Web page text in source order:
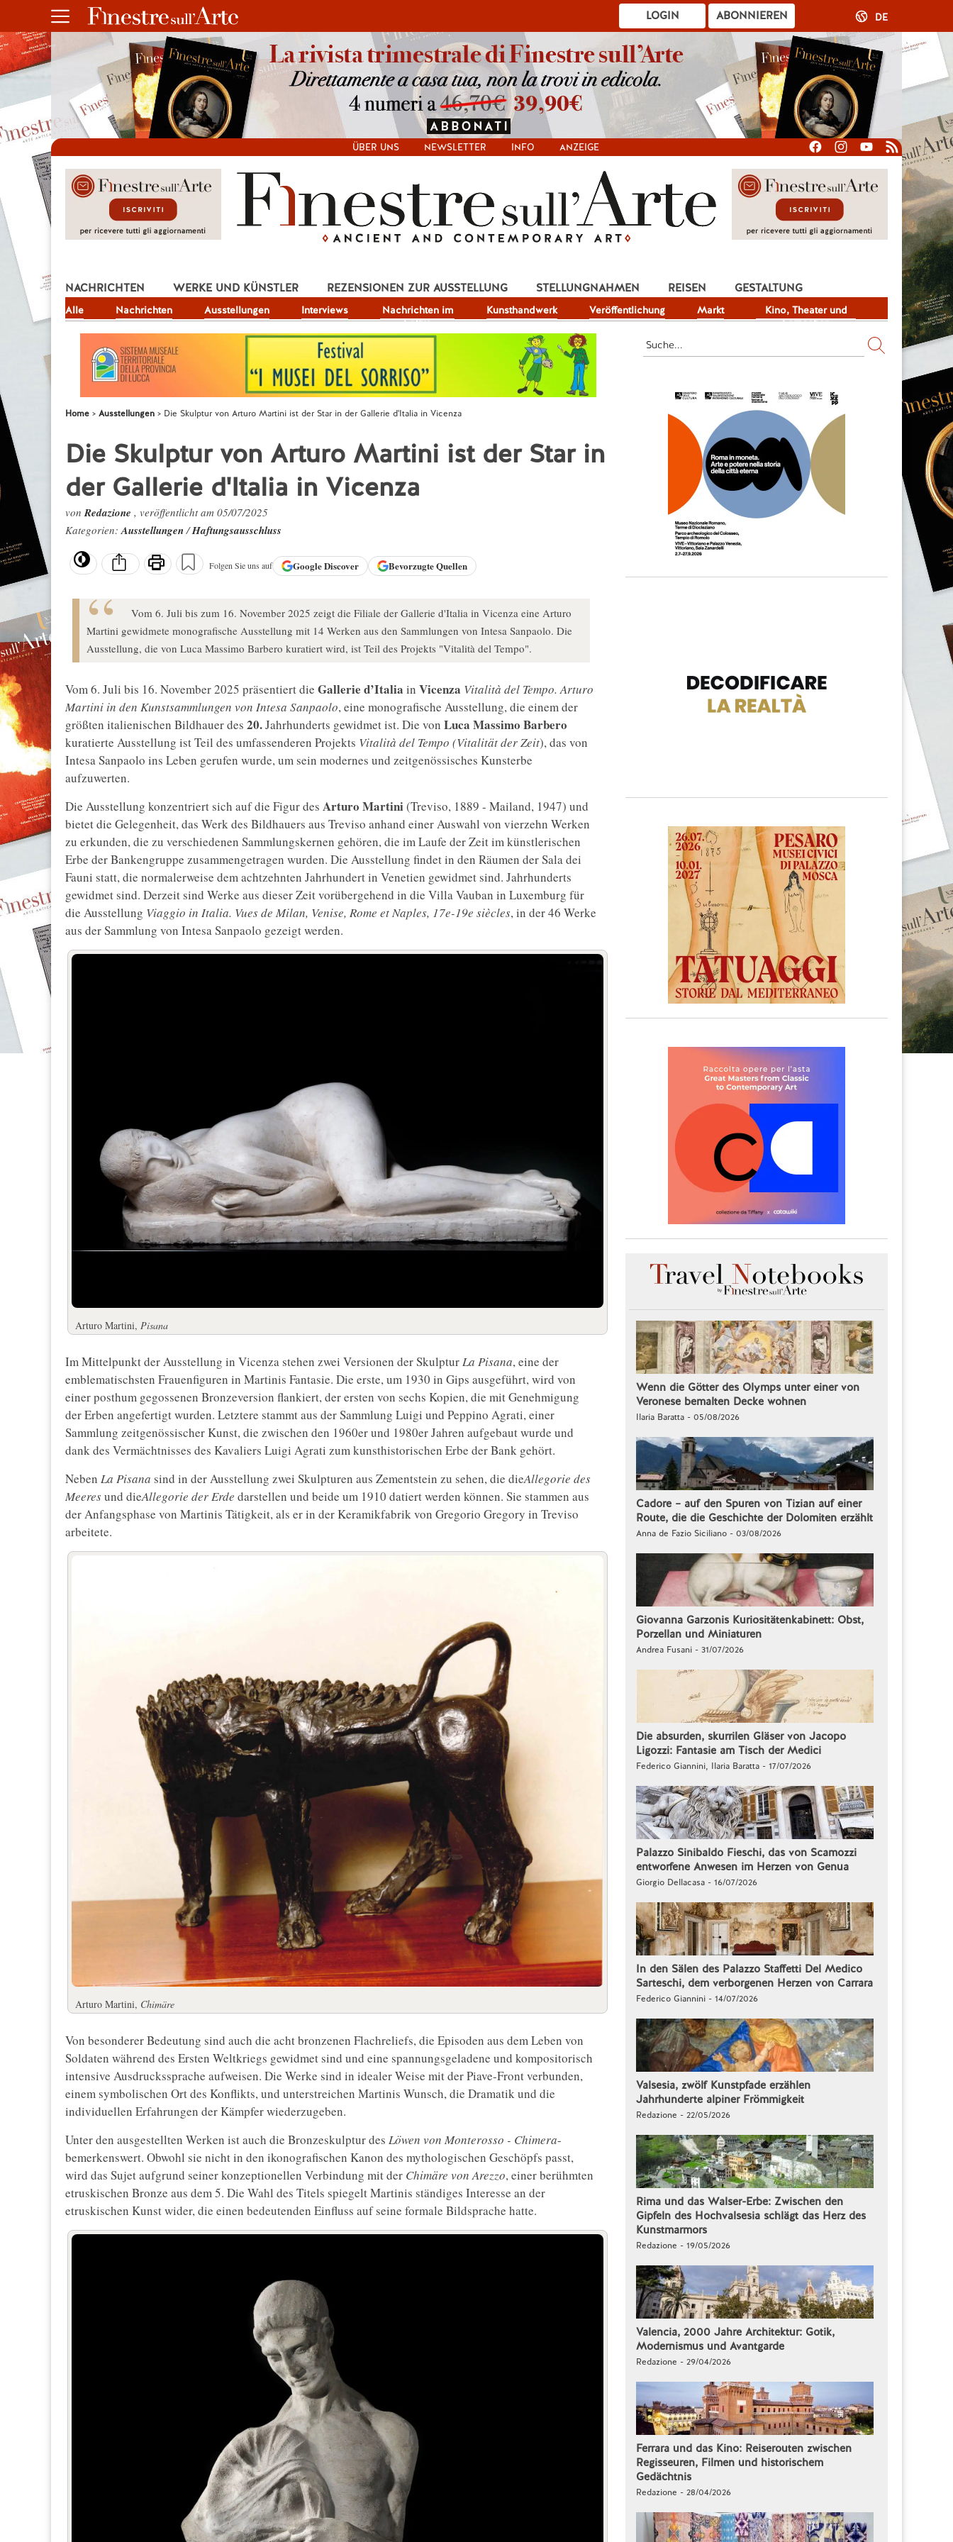
ABONNIEREN
LOGIN DE
ÜBER UNS NEWSLETTER INFO ANZEIGE
NACHRICHTEN
Alle Nachrichten Ausstellungen Interviews
Nachrichten im
Fokus
Kunsthandwerk Veröffentlichung Markt
Kino, Theater und
Fernsehen
WERKE UND KÜNSTLER REZENSIONEN ZUR AUSSTELLUNG STELLUNGNAHMEN REISEN
GESTALTUNG
JOB
Home Ausstellungen Die Skulptur von Arturo Martini ist der Star in der Gallerie d'Italia in Vicenza
Die Skulptur von Arturo Martini ist der Star in
der Gallerie d'Italia in Vicenza
vonRedazione , veröffentlicht am 05/07/2025
Kategorien:Ausstellungen/Haftungsausschluss
Folgen Sie uns auf GoogleDiscover Bevorzugte Quellen
Vom 6. Juli bis zum 16. November 2025 zeigt die Filiale der Gallerie d'Italia in Vicenza eine Arturo
Martini gewidmete monografische Ausstellung mit 14 Werken aus den Sammlungen von Intesa Sanpaolo. Die
Ausstellung, die von Luca Massimo Barbero kuratiert wird, ist Teil des Projekts "Vitalità del Tempo".
Vom 6. Juli bis 16. November 2025 präsentiert die Gallerie d’Italia in Vicenza Vitalità del Tempo. Arturo
Martini in den Kunstsammlungen von Intesa Sanpaolo, eine monografische Ausstellung, die einem der
größten italienischen Bildhauer des 20.Jahrhunderts gewidmet ist. Die von Luca Massimo Barbero
kuratierte Ausstellung ist Teil des umfassenderen Projekts Vitalità del Tempo (Vitalität der Zeit), das von
Intesa Sanpaolo ins Leben gerufen wurde, um sein modernes und zeitgenössisches Kunsterbe
aufzuwerten.
Die Ausstellung konzentriert sich auf die Figur des Arturo Martini(Treviso, 1889 - Mailand, 1947) und
bietet die Gelegenheit, das Werk des Bildhauers aus Treviso anhand einer Auswahl von vierzehn Werken
zu erkunden, die zu verschiedenen Sammlungskernen gehören, die im Laufe der Zeit im künstlerischen
Erbe der Bankengruppe zusammengetragen wurden. Die Ausstellung findet in den Räumen der Sala dei
Fauni statt, die normalerweise dem achtzehnten Jahrhundert in Venetien gewidmet sind. Jahrhunderts
gewidmet sind. Derzeit sind Werke aus dieser Zeit vorübergehend in die Villa Vauban in Luxemburg für
die Ausstellung Viaggio in Italia. Vues de Milan, Venise, Rome et Naples, 17e-19e siècles, in der 46 Werke
aus der Sammlung von Intesa Sanpaolo gezeigt werden.
Arturo Martini, Pisana
Im Mittelpunkt der Ausstellung in Vicenza stehen zwei Versionen der SkulpturLa Pisana, eine der
emblematischsten Frauenfiguren in Martinis Fantasie. Die erste, um 1930 in Gips ausgeführt, wird von
einer posthum gegossenen Bronzeversion flankiert, der ersten von sechs Kopien, die mit Genehmigung
der Erben angefertigt wurden. Letztere stammt aus der Sammlung Luigi und Peppino Agrati, einer
Sammlung zeitgenössischer Kunst, die zwischen den 1960er und 1980er Jahren aufgebaut wurde und
dank des Vermächtnisses des Kavaliers Luigi Agrati zum kunsthistorischen Erbe der Bank gehört.
Neben La Pisana sind in der Ausstellung zwei Skulpturen aus Zementstein zu sehen, die dieAllegorie des
Meeresund dieAllegorie der Erde darstellen und beide um 1910 datiert werden können. Sie stammen aus
der Anfangsphase von Martinis Tätigkeit, als er in der Keramikfabrik von Gregorio Gregory in Treviso
arbeitete.
Arturo Martini, Chimäre
Von besonderer Bedeutung sind auch die acht bronzenen Flachreliefs, die Episoden aus dem Leben von
Soldaten während des Ersten Weltkriegs gewidmet sind und eine spannungsgeladene und kompositorisch
intensive Ausdruckssprache aufweisen. Die Werke sind in idealer Weise mit der Piave-Front verbunden,
einem symbolischen Ort des Konflikts, und unterstreichen Martinis Wunsch, die Dramatik und die
individuellen Erfahrungen der Kämpfer wiederzugeben.
Unter den ausgestellten Werken ist auch die Bronzeskulptur des Löwen von Monterosso - Chimera-
bemerkenswert. Obwohl sie nicht in den ikonografischen Kanon des mythologischen Geschöpfs passt,
wird das Sujet aufgrund seiner konzeptionellen Verbindung mit der Chimäre von Arezzo, einer berühmten
etruskischen Bronze aus dem 5. Die Wahl des Titels spiegelt Martinis ständiges Interesse an der
etruskischen Kunst wider, die einen bedeutenden Einfluss auf seine formale Bildsprache hatte.
Wenn die Götter des Olymps unter einer von
Veronese bemalten Decke wohnen
Ilaria Baratta - 05/08/2026
Cadore – auf den Spuren von Tizian auf einer
Route, die die Geschichte der Dolomiten erzählt
Anna de Fazio Siciliano - 03/08/2026
Giovanna Garzonis Kuriositätenkabinett: Obst,
Porzellan und Miniaturen
Andrea Fusani - 31/07/2026
Die absurden, skurrilen Gläser von Jacopo
Ligozzi: Fantasie am Tisch der Medici
Federico Giannini, Ilaria Baratta - 17/07/2026
Palazzo Sinibaldo Fieschi, das von Scamozzi
entworfene Anwesen im Herzen von Genua
Giorgio Dellacasa - 16/07/2026
In den Sälen des Palazzo Staffetti Del Medico
Sarteschi, dem verborgenen Herzen von Carrara
Federico Giannini - 14/07/2026
Valsesia, zwölf Kunstpfade erzählen
Jahrhunderte alpiner Frömmigkeit
Redazione - 22/05/2026
Rima und das Walser-Erbe: Zwischen den
Gipfeln des Hochvalsesia schlägt das Herz des
Kunstmarmors
Redazione - 19/05/2026
Valencia, 2000 Jahre Architektur: Gotik,
Modernismus und Avantgarde
Redazione - 29/04/2026
Ferrara und das Kino: Reiserouten zwischen
Regisseuren, Filmen und historischem
Gedächtnis
Redazione - 28/04/2026